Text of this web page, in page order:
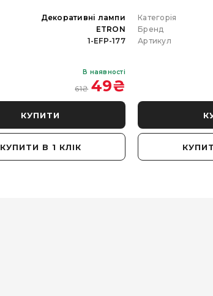
Декоративні лампи
ETRON
1-EFP-177
В наявності
61₴ 49₴
КУПИТИ
КУПИТИ В 1 КЛІК
Категорія
Бренд
Артикул